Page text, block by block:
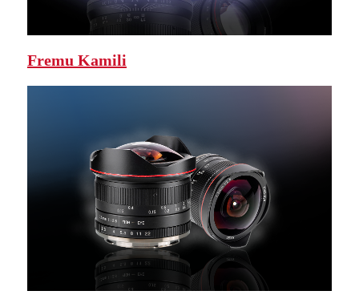
Fremu Kamili